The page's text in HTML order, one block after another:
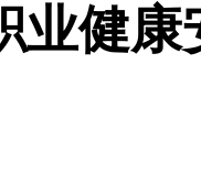
业健